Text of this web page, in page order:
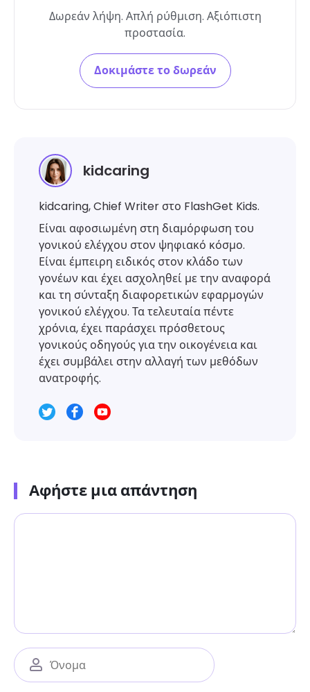
Δωρεάν λήψη. Απλή ρύθμιση. Αξιόπιστη
προστασία.
Δοκιμάστε το δωρεάν
kidcaring
kidcaring, Chief Writer στο FlashGet Kids.
Είναι αφοσιωμένη στη διαμόρφωση του
γονικού ελέγχου στον ψηφιακό κόσμο.
Είναι έμπειρη ειδικός στον κλάδο των
γονέων και έχει ασχοληθεί με την αναφορά
και τη σύνταξη διαφορετικών εφαρμογών
γονικού ελέγχου. Τα τελευταία πέντε
χρόνια, έχει παράσχει πρόσθετους
γονικούς οδηγούς για την οικογένεια και
έχει συμβάλει στην αλλαγή των μεθόδων
ανατροφής.
Αφήστε μια απάντηση